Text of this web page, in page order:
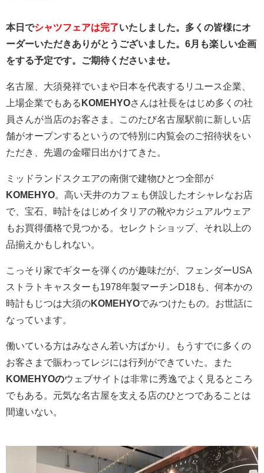
本日でシャツフェアは完了いたしました。多くの皆様にオ
ーダーいただきありがとうございました。6月も楽しい企画
をする予定です。ご期待くださいませ。
名古屋、大須発祥でいまや日本を代表するリユース企業、
上場企業でもある KOMEHYOさんは社長をはじめ多くの社
員さんが当店のお客さま。このたび名古屋駅前に新しい店
舗がオープンするというので特別に内覧会のご招待状をい
ただき、先週の金曜日出かけてきた。
ミッドランドスクエアの南側で建物ひとつ全部が
KOMEHYO。高い天井のカフェも併設したオシャレなお店
で、宝石、時計をはじめイタリアの靴やカジュアルウェア
もお買得価格で見つかる。セレクトショップ、それ以上の
品揃えかもしれない。
こっそり家でギターを弾くのが趣味だが、フェンダーUSA
ストラトキャスターも1978年製マーチンD18も、何本かの
時計もじつは大須のKOMEHYOでみつけたもの。お世話に
なっています。
働いている方はみなさん若い方ばかり。もうすでに多くの
お客さまで賑わってレジには行列ができていた。また
KOMEHYOのウェブサイトは非常に秀逸でよく見るところ
でもある。元気な名古屋を支える店のひとつであることは
間違いない。